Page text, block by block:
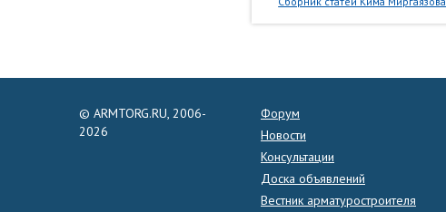
© ARMTORG.RU, 2006-
2026
Форум
Новости
Консультации
Доска объявлений
Вестник арматуростроителя